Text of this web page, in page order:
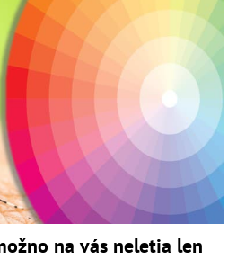
na vás neletia len